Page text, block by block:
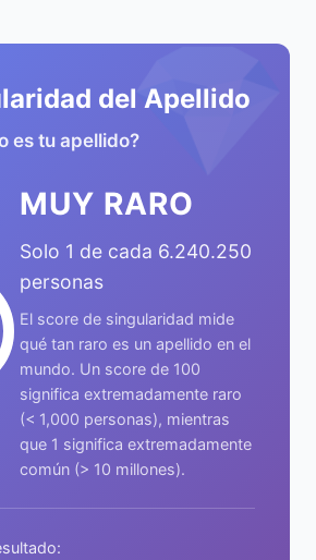
💎
del Apellido
es tu apellido?
MUY RARO
Solo 1 de cada 6.240.250
personas
El score de singularidad mide
qué tan raro es un apellido en el
mundo. Un score de 100
significa extremadamente raro
(< 1,000 personas), mientras
que 1 significa extremadamente
común (> 10 millones).